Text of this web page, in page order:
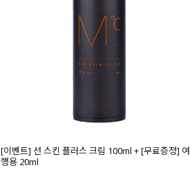
[이벤트] 선 스킨 플러스 크림 100ml + [무료증정] 여
행용 20ml